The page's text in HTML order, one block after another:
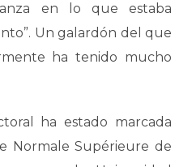
en lo que estaba
Un galardón del que
ha tenido mucho
ha estado marcada
Normale Supérieure de